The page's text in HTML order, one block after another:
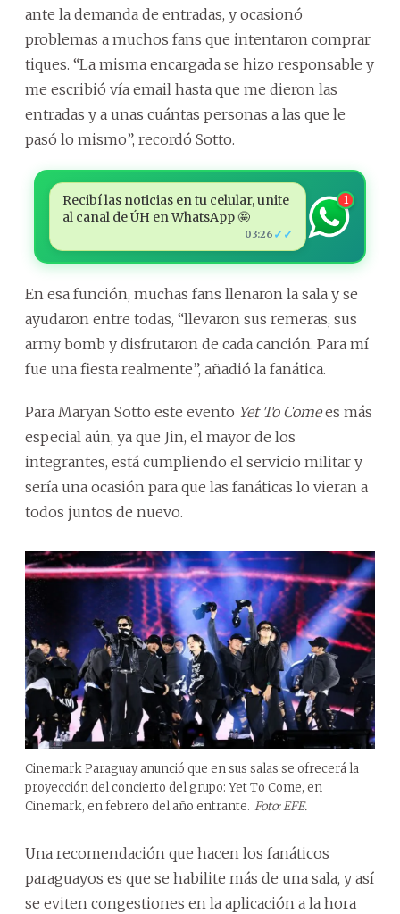
ante la demanda de entradas, y ocasionó
problemas a muchos fans que intentaron comprar
tiques. “La misma encargada se hizo responsable y
me escribió vía email hasta que me dieron las
entradas y a unas cuántas personas a las que le
pasó lo mismo”, recordó Sotto.
Recibí las noticias en tu celular, unite
al canal de ÚH en WhatsApp 🤩
03:26 ✓✓
1
En esa función, muchas fans llenaron la sala y se
ayudaron entre todas, “llevaron sus remeras, sus
army bomb y disfrutaron de cada canción. Para mí
fue una fiesta realmente”, añadió la fanática.
Para Maryan Sotto este evento Yet To Comees más
especial aún, ya que Jin, el mayor de los
integrantes, está cumpliendo el servicio militar y
sería una ocasión para que las fanáticas lo vieran a
todos juntos de nuevo.
Cinemark Paraguay anunció que en sus salas se ofrecerá la
proyección del concierto del grupo: Yet To Come, en
Cinemark, en febrero del año entrante. Foto: EFE.
Una recomendación que hacen los fanáticos
paraguayos es que se habilite más de una sala, y así
se eviten congestiones en la aplicación a la hora